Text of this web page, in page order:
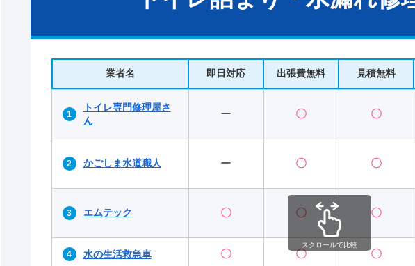
業者名 即日対応 出張費無料 見積無料
トイレ専門修理屋さ
ん
ー 〇 〇
かごしま水道職人 ー 〇 〇
エムテック 〇 〇 〇
水の生活救急車 〇 〇 〇
スクロールで比較